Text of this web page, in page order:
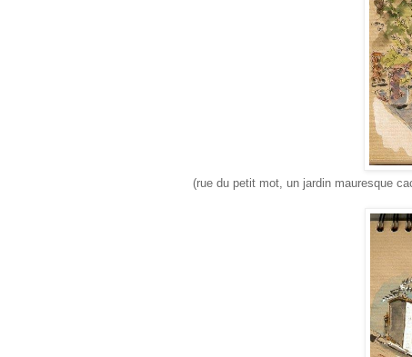
(rue du petit mot, un jardin mauresque